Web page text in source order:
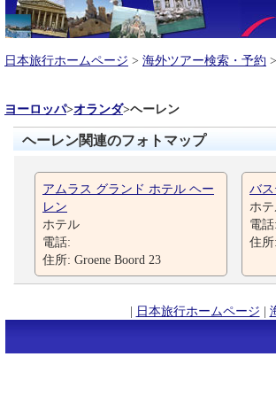
日本旅行ホームページ > 海外ツアー検索・予約
ヨーロッパ>オランダ>ヘーレン
ヘーレン関連のフォトマップ
アムラス グランド ホテル ヘー
レン
ホテル
電話:
住所: Groene Boord 23
バ
ホ
電話:
住所
| 日本旅行ホームページ |